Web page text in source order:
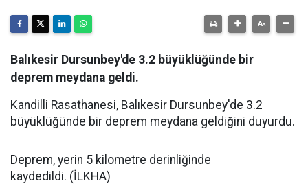
Balıkesir Dursunbey'de 3.2 büyüklüğünde bir
deprem meydana geldi.
Kandilli Rasathanesi, Balıkesir Dursunbey'de 3.2
büyüklüğünde bir deprem meydana geldiğini duyurdu.
Deprem, yerin 5 kilometre derinliğinde
kaydedildi. (İLKHA)